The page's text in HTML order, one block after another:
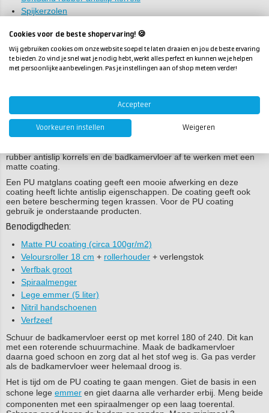
Spijkerzolen
Voor een mooie antislip vloer is het raadzaam om de korrels te
strooien. Dit kan erg eenvoudig met onze strooiverpakkingen.
Strooi de korrels ruim over de vloer wanneer deze nog nat is. Werk
van achter naar voor en draag spijkerzolen.
Laat de vloercoating nu minimaal 48 tot 72 uur uitharden. Daarna
Stap 6. Matte vloercoating
Een andere optie is om de vloer mat af te werken met een PU
coating voor epoxyvloeren. Uiteraard kun je deze afwerking ook
rubber antislip korrels en de badkamervloer af te werken met een
matte coating.
Een PU matglans coating geeft een mooie afwerking en deze
coating heeft lichte antislip eigenschappen. De coating geeft ook
een betere bescherming tegen krassen. Voor de PU coating
gebruik je onderstaande producten.
Benodigdheden:
Matte PU coating (circa 100gr/m2)
Veloursroller 18 cm + rollerhouder + verlengstok
Verfbak groot
Spiraalmenger
Lege emmer (5 liter)
Nitril handschoenen
Verfzeef
Schuur de badkamervloer eerst op met korrel 180 of 240. Dit kan
met een roterende schuurmachine. Maak de badkamervloer
daarna goed schoon en zorg dat al het stof weg is. Ga pas verder
als de badkamervloer weer helemaal droog is.
Het is tijd om de PU coating te gaan mengen. Giet de basis in een
schone lege emmer en giet daarna alle verharder erbij. Meng beide
componenten met een spiraalmenger op een laag toerental.
Cookies voor de beste shopervaring! 🍪
Wij gebruiken cookies om onze website soepel te laten draaien en jou de beste ervaring
te bieden. Zo vind je snel wat je nodig hebt, werkt alles perfect en kunnen we je helpen
met persoonlijke aanbevelingen. Pas je instellingen aan of shop meteen verder!
Accepteer
Voorkeuren instellen Weigeren